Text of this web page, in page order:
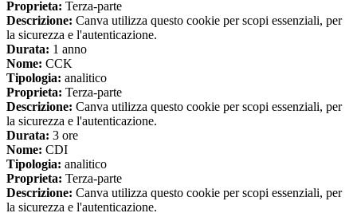
Proprieta: Terza-parte
Descrizione: Canva utilizza questo cookie per scopi essenziali, per
la sicurezza e l'autenticazione.
Durata: 1 anno
Nome: CCK
Tipologia: analitico
Proprieta: Terza-parte
Descrizione: Canva utilizza questo cookie per scopi essenziali, per
la sicurezza e l'autenticazione.
Durata: 3 ore
Nome: CDI
Tipologia: analitico
Proprieta: Terza-parte
Descrizione: Canva utilizza questo cookie per scopi essenziali, per
la sicurezza e l'autenticazione.